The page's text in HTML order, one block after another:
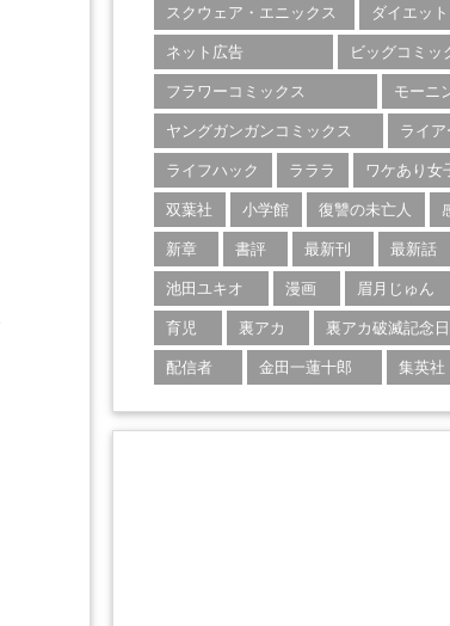
スクウェア・エニックス
ダイエット
ネット広告
ビッグコミッ
フラワーコミックス
モーニ
ヤングガンガンコミックス
ライ
ライフハック
ラララ ワケあり女
双葉社
小学館 復讐の未亡人
新章
書評 最新刊 最新話
池田ユキオ
漫画 眉月じゅん
育児
裏アカ 裏アカ破滅記念日
配信者
金田一蓮十郎 集英社